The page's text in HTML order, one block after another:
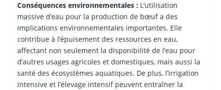
Conséquences environnementales :L’utilisation
massive d’eau pour la production de bœuf a des
implications environnementales importantes. Elle
contribue à l’épuisement des ressources en eau,
affectant non seulement la disponibilité de l’eau pour
d’autres usages agricoles et domestiques, mais aussi la
santé des écosystèmes aquatiques. De plus, l’irrigation
intensive et l’élevage intensif peuvent entraîner la